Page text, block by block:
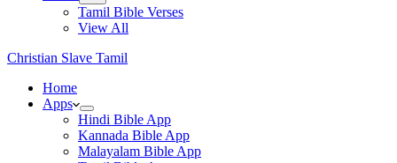
Tamil Bible Verses
View All
Christian Slave Tamil
Home
Apps
Hindi Bible App
Kannada Bible App
Malayalam Bible App